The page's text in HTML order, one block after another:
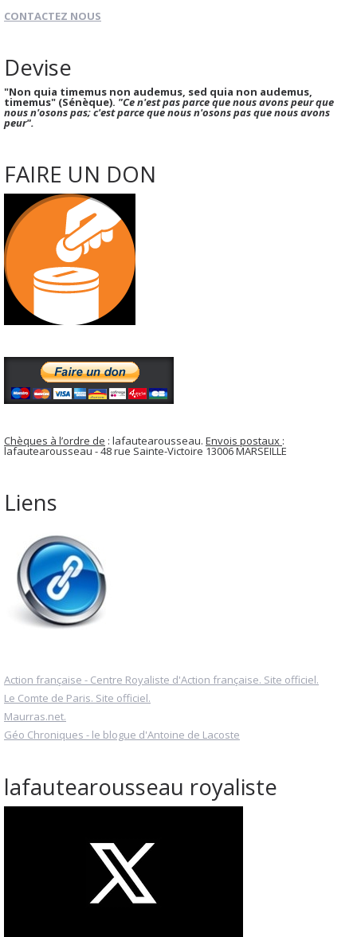
CONTACTEZ NOUS
Devise
"Non quia timemus non audemus, sed quia non audemus,
timemus" (Sénèque). "Ce n'est pas parce que nous avons peur que
nous n'osons pas; c'est parce que nous n'osons pas que nous avons
peur".
FAIRE UN DON
Chèques à l’ordre de : lafautearousseau. Envois postaux :
lafautearousseau - 48 rue Sainte-Victoire 13006 MARSEILLE
Liens
Action française - Centre Royaliste d'Action française. Site officiel.
Le Comte de Paris. Site officiel.
Maurras.net.
Géo Chroniques - le blogue d'Antoine de Lacoste
lafautearousseau royaliste